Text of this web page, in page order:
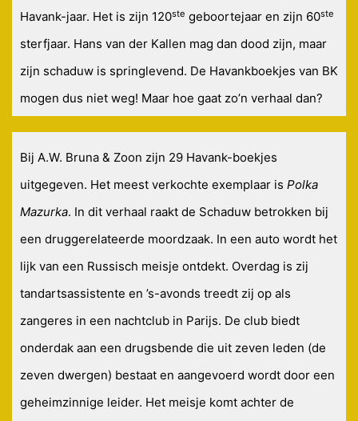
Havank-jaar. Het is zijn 120ste geboortejaar en zijn 60ste
sterfjaar. Hans van der Kallen mag dan dood zijn, maar
zijn schaduw is springlevend. De Havankboekjes van BK
mogen dus niet weg! Maar hoe gaat zo’n verhaal dan?
Bij A.W. Bruna & Zoon zijn 29 Havank-boekjes
uitgegeven. Het meest verkochte exemplaar is Polka
Mazurka. In dit verhaal raakt de Schaduw betrokken bij
een druggerelateerde moordzaak. In een auto wordt het
lijk van een Russisch meisje ontdekt. Overdag is zij
tandartsassistente en ’s-avonds treedt zij op als
zangeres in een nachtclub in Parijs. De club biedt
onderdak aan een drugsbende die uit zeven leden (de
zeven dwergen) bestaat en aangevoerd wordt door een
geheimzinnige leider. Het meisje komt achter de